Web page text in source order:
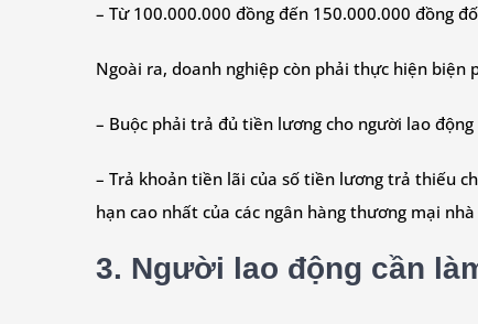
– Từ 100.000.000 đồng đến 150.000.000 đồng
Ngoài ra, doanh nghiệp còn phải thực hiện biện
– Buộc phải trả đủ tiền lương cho người lao
– Trả khoản tiền lãi của số tiền lương trả thiếu
hạn cao nhất của các ngân hàng thương mại
3. Người lao động cần